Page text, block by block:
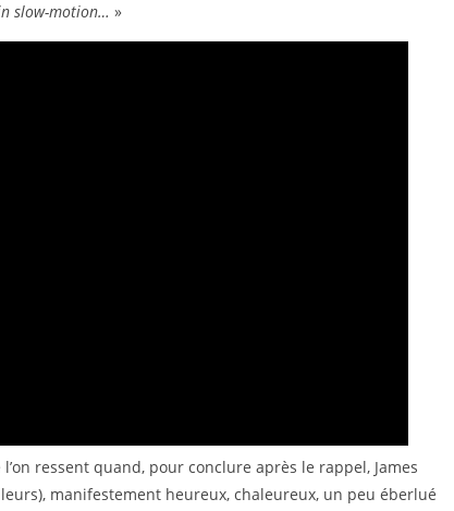
slow-motion… »
ressent quand, pour conclure après le rappel, James
manifestement heureux, chaleureux, un peu éberlué